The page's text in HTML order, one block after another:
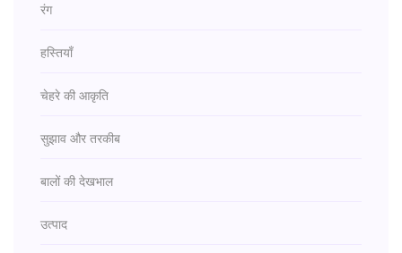
रंग
हस्तियाँ
चेहरे की आकृति
सुझाव और तरकीब
बालों की देखभाल
उत्पाद